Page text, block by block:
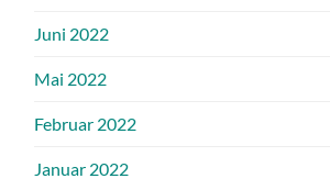
Juni 2022
Mai 2022
Februar 2022
Januar 2022